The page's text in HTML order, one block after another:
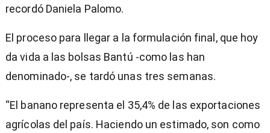
recordó Daniela Palomo.
El proceso para llegar a la formulación final, que hoy
da vida a las bolsas Bantú -como las han
denominado-, se tardó unas tres semanas.
“El banano representa el 35,4% de las exportaciones
agrícolas del país. Haciendo un estimado, son como